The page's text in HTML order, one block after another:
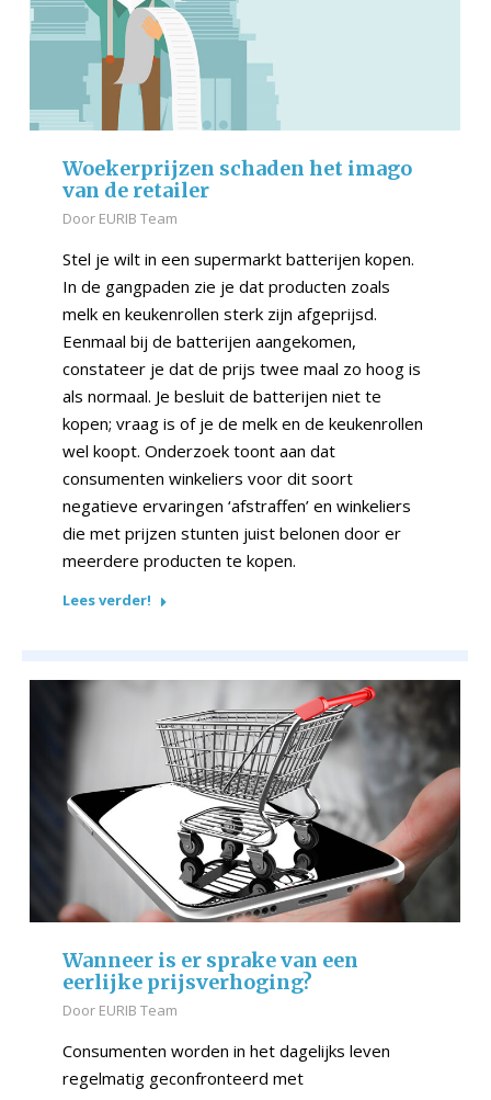
Woekerprijzen schaden het imago
van de retailer
Door EURIB Team
Stel je wilt in een supermarkt batterijen kopen.
In de gangpaden zie je dat producten zoals
melk en keukenrollen sterk zijn afgeprijsd.
Eenmaal bij de batterijen aangekomen,
constateer je dat de prijs twee maal zo hoog is
als normaal. Je besluit de batterijen niet te
kopen; vraag is of je de melk en de keukenrollen
wel koopt. Onderzoek toont aan dat
consumenten winkeliers voor dit soort
negatieve ervaringen ‘afstraffen’ en winkeliers
die met prijzen stunten juist belonen door er
meerdere producten te kopen.
Lees verder!
Wanneer is er sprake van een
eerlijke prijsverhoging?
Door EURIB Team
Consumenten worden in het dagelijks leven
regelmatig geconfronteerd met